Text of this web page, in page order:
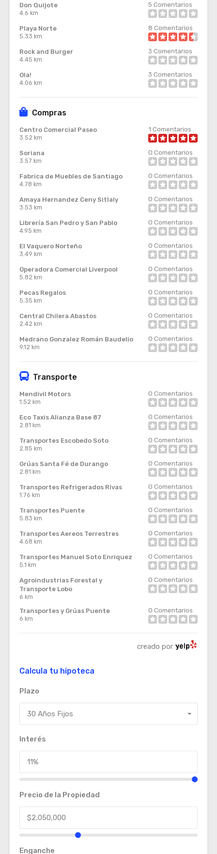
Don Quijote
4.6 km
5 Comentarios
Playa Norte
5.33 km
8 Comentarios
Rock and Burger
4.45 km
3 Comentarios
Ola!
4.06 km
3 Comentarios
Compras
Centro Comercial Paseo
3.52 km
1 Comentarios
Soriana
3.57 km
0 Comentarios
Fabrica de Muebles de Santiago
4.78 km
0 Comentarios
Amaya Hernandez Ceny Sitlaly
3.53 km
0 Comentarios
Librería San Pedro y San Pablo
4.95 km
0 Comentarios
El Vaquero Norteño
3.49 km
0 Comentarios
Operadora Comercial Liverpool
5.82 km
0 Comentarios
Pecas Regalos
5.35 km
0 Comentarios
Central Chilera Abastos
2.42 km
0 Comentarios
Medrano Gonzalez Román Baudelio
9.12 km
0 Comentarios
Transporte
Mendivil Motors
1.52 km
0 Comentarios
Eco Taxis Alianza Base 87
2.81 km
0 Comentarios
Transportes Escobedo Soto
2.85 km
0 Comentarios
Grúas Santa Fé de Durango
2.81 km
0 Comentarios
Transportes Refrigerados Rivas
1.76 km
0 Comentarios
Transportes Puente
5.83 km
0 Comentarios
Transportes Aereos Terrestres
4.68 km
0 Comentarios
Transportes Manuel Soto Enriquez
5.1 km
0 Comentarios
Agroindustrias Forestal y
Transporte Lobo
6 km
0 Comentarios
Transportes y Grúas Puente
6 km
0 Comentarios
creado por
Calcula tu hipoteca
Plazo
30 Años Fijos
Interés
Precio de la Propiedad
Enganche